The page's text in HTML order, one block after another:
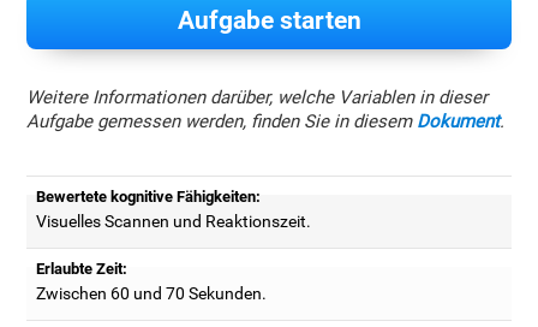
Aufgabe starten
Weitere Informationen darüber, welche Variablen in dieser
Aufgabe gemessen werden, finden Sie in diesem Dokument.
Bewertete kognitive Fähigkeiten:
Visuelles Scannen und Reaktionszeit.
Erlaubte Zeit:
Zwischen 60 und 70 Sekunden.